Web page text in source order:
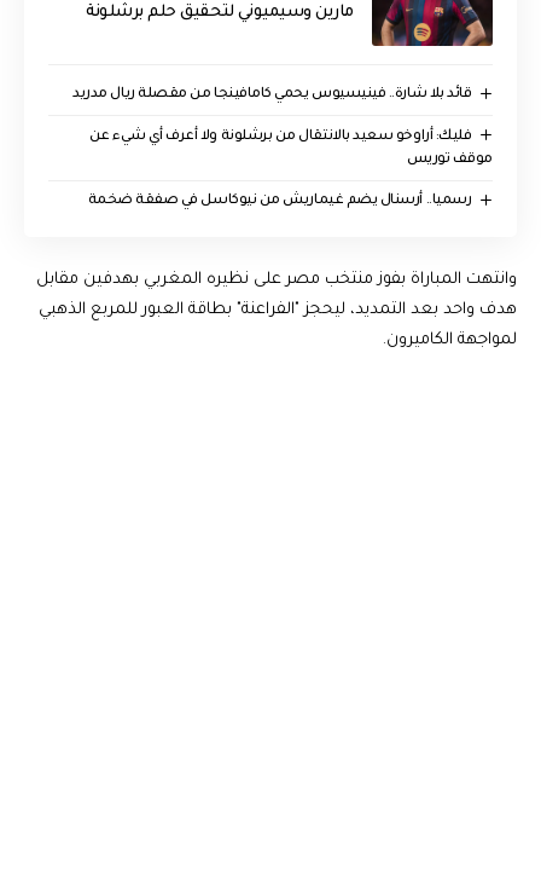
مارين وسيميوني لتحقيق حلم برشلونة
قائد بلا شارة.. فينيسيوس يحمي كامافينجا من مقصلة ريال مدريد
فليك: أراوخو سعيد بالانتقال من برشلونة ولا أعرف أي شيء عن
موقف توريس
رسميا.. أرسنال يضم غيماريش من نيوكاسل في صفقة ضخمة
وانتهت المباراة بفوز منتخب مصر على نظيره المغربي بهدفين مقابل
هدف واحد بعد التمديد، ليحجز "الفراعنة" بطاقة العبور للمربع الذهبي
لمواجهة الكاميرون.